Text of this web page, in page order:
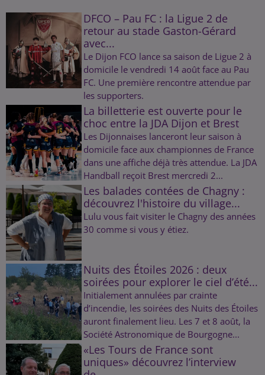
DFCO – Pau FC : la Ligue 2 de
retour au stade Gaston-Gérard
avec...
Le Dijon FCO lance sa saison de Ligue 2 à
domicile le vendredi 14 août face au Pau
FC. Une première rencontre attendue par
les supporters.
La billetterie est ouverte pour le
choc entre la JDA Dijon et Brest
Les Dijonnaises lanceront leur saison à
domicile face aux championnes de France
dans une affiche déjà très attendue. La JDA
Handball reçoit Brest mercredi 2...
Les balades contées de Chagny :
découvrez l'histoire du village...
Lulu vous fait visiter le Chagny des années
30 comme si vous y étiez.
Nuits des Étoiles 2026 : deux
soirées pour explorer le ciel d’été...
Initialement annulées par crainte
d’incendie, les soirées des Nuits des Étoiles
auront finalement lieu. Les 7 et 8 août, la
Société Astronomique de Bourgogne...
«Les Tours de France sont
uniques» découvrez l’interview